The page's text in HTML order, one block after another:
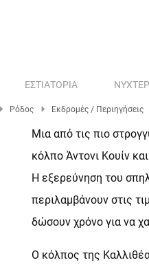
ΕΣΤΙΑΤΌΡΙΑ
Ρόδος Εκδρομές / Περιηγήσεις
Μια από τις πιο
κόλπο Άντονι Κουίν
Η εξερεύνηση του
περιλαμβάνουν στις
δώσουν χρόνο για να
Ο κόλπος της